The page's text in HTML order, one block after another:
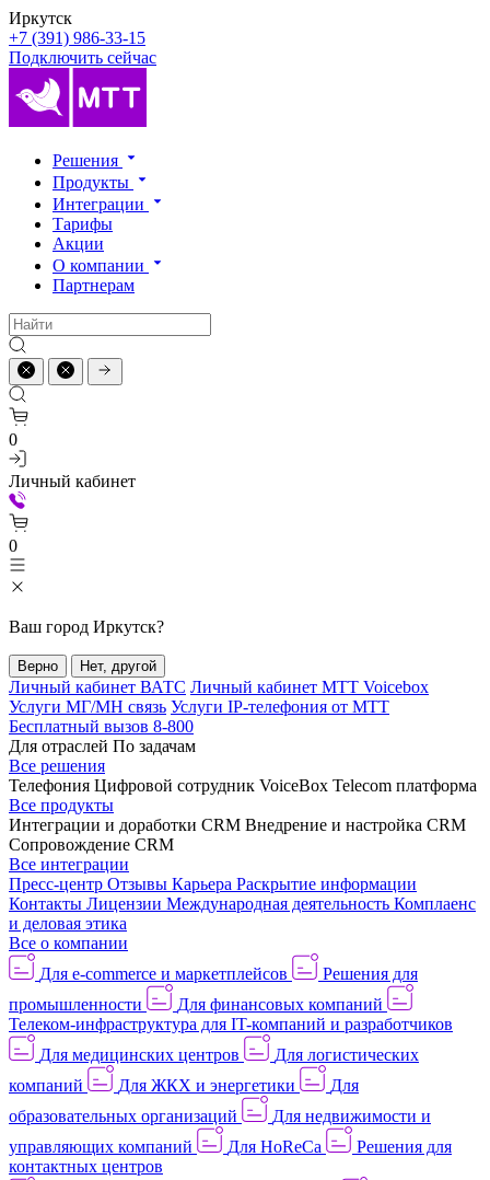
Иркутск
+7 (391) 986-33-15
Подключить сейчас
Решения
Продукты
Интеграции
Тарифы
Акции
О компании
Партнерам
0
Личный кабинет
0
Ваш город Иркутск?
Верно Нет, другой
Личный кабинет ВАТС Личный кабинет МТТ Voicebox
Услуги МГ/МН связь Услуги IP-телефония от МТТ
Бесплатный вызов 8-800
Для отраслей По задачам
Все решения
Телефония Цифровой сотрудник VoiceBox Telecom платформа
Все продукты
Интеграции и доработки CRM Внедрение и настройка CRM
Сопровождение CRM
Все интеграции
Пресс-центр Отзывы Карьера Раскрытие информации
Контакты Лицензии Международная деятельность Комплаенс
и деловая этика
Все о компании
Для e-commerce и маркетплейсов
Решения для
промышленности
Для финансовых компаний
Телеком-инфраструктура для IT-компаний и разработчиков
Для медицинских центров
Для логистических
компаний
Для ЖКХ и энергетики
Для
образовательных организаций
Для недвижимости и
управляющих компаний
Для HoReCa
Решения для
контактных центров